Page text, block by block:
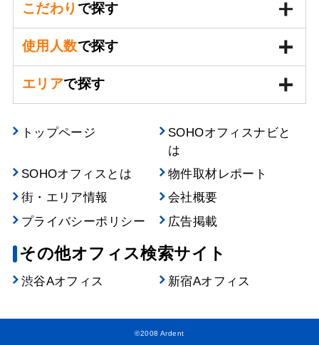
こだわり で探す
使用人数で探す
エリアで探す
トップページ
SOHOオフィスナビと
は
SOHOオフィスとは
物件取材レポート
街・エリア情報
会社概要
プライバシーポリシー
広告掲載
その他オフィス検索サイト
渋谷Aオフィス 新宿Aオフィス
©2008 Ardent